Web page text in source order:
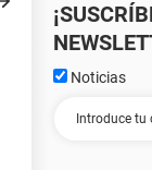
Noticias